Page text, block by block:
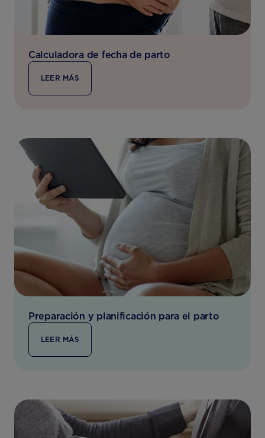
Calculadora de fecha de parto
LEER MÁS
Preparación y planificación para el parto
LEER MÁS